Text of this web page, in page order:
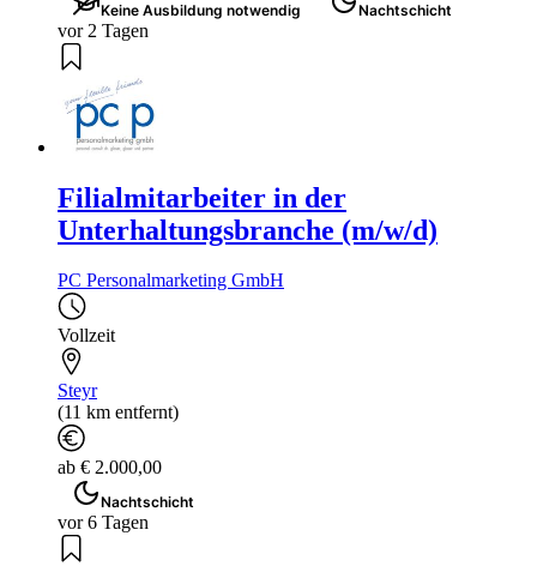
Keine Ausbildung notwendig Nachtschicht
vor 2 Tagen
Filialmitarbeiter in der
Unterhaltungsbranche (m/w/d)
PC Personalmarketing GmbH
Vollzeit
Steyr
(11 km entfernt)
ab € 2.000,00
Nachtschicht
vor 6 Tagen